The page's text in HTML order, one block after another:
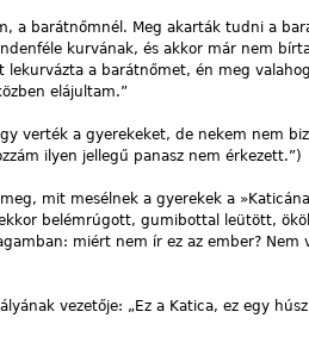
a barátnőmnél. Meg akarták tudni a
kurvának, és akkor már nem
a barátnőmet, én meg
elájultam.”
verték a gyerekeket, de nekem nem
ilyen jellegű panasz nem érkezett.”)
mit mesélnek a gyerekek a
belémrúgott, gumibottal leütött,
miért nem ír ez az ember? Nem
vezetője: „Ez a Katica, ez egy